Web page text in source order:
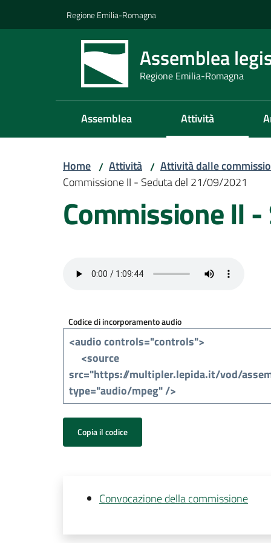
Regione Emilia-Romagna
Assemblea
Regione Emilia-Romagna
Assemblea Attività
Home / Attività / Attività dalle
Commissione II - Seduta del 21/09/2021
Commissione II
Codice di incorporamento audio
Copia il codice
Convocazione della commissione